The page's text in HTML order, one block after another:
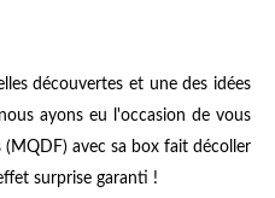
découvertes et une des idées
ayons eu l'occasion de vous
(MQDF) avec sa box fait décoller
surprise garanti !